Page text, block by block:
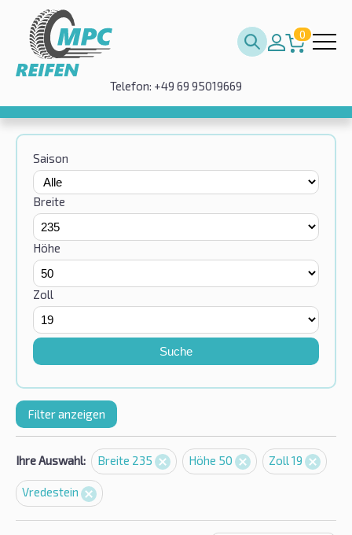
0
Telefon: +49 69 95019669
Saison
Breite
Höhe
Zoll
Suche
Filter anzeigen
Ihre Auswahl: Breite 235 Höhe 50 Zoll 19
Vredestein